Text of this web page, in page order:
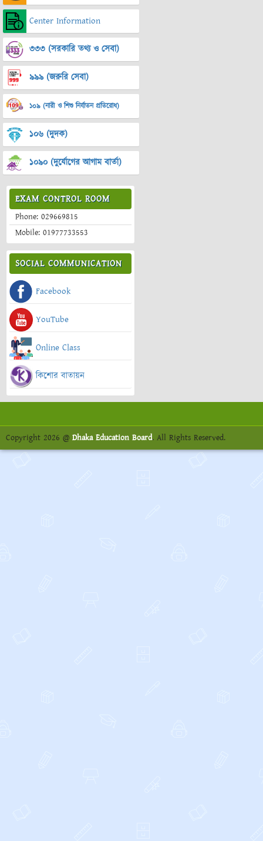
Center Information
৩৩৩ (সরকারি তথ্য ও সেবা)
৯৯৯ (জরুরি সেবা)
১০৯ (নারী ও শিশু নির্যাতন প্রতিরোধ)
১০৬ (দুদক)
১০৯০ (দুর্যোগের আগাম বার্তা)
EXAM CONTROL ROOM
Phone: 029669815
Mobile: 01977733553
SOCIAL COMMUNICATION
Facebook
YouTube
Online Class
কিশোর বাতায়ন
Copyright 2026 @ Dhaka Education Board. All Rights Reserved.